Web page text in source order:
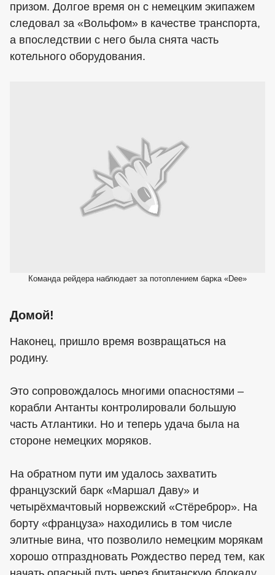
призом. Долгое время он с немецким экипажем
следовал за «Вольфом» в качестве транспорта,
а впоследствии с него была снята часть
котельного оборудования.
Команда рейдера наблюдает за потоплением барка «Dee»
Домой!
Наконец, пришло время возвращаться на
родину.
Это сопровождалось многими опасностями –
корабли Антанты контролировали большую
часть Атлантики. Но и теперь удача была на
стороне немецких моряков.
На обратном пути им удалось захватить
французский барк «Маршал Даву» и
четырёхмачтовый норвежский «Стёреброр». На
борту «француза» находились в том числе
элитные вина, что позволило немецким морякам
хорошо отпраздновать Рождество перед тем, как